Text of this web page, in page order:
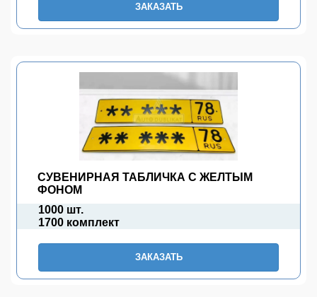
ЗАКАЗАТЬ
СУВЕНИРНАЯ ТАБЛИЧКА С ЖЕЛТЫМ
ФОНОМ
1000 шт.
1700 комплект
ЗАКАЗАТЬ